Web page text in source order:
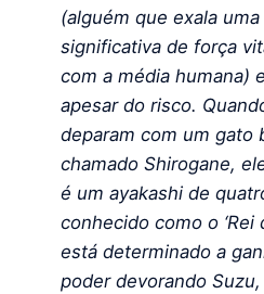
(alguém que exala
significativa de força
com a média humana)
apesar do risco.
deparam com um gato
chamado Shirogane,
é um ayakashi de
conhecido como o ‘Rei
está determinado a
poder devorando